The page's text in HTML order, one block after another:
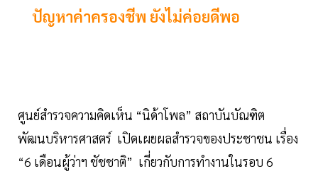
ปัญหาค่าครองชีพ ยังไม่ค่อยดีพอ
ศูนย์สำรวจความคิดเห็น “นิด้าโพล” สถาบันบัณฑิต
พัฒนบริหารศาสตร์ เปิดเผยผลสำรวจของประชาชน เรื่อง
“6 เดือนผู้ว่าฯ ชัชชาติ” เกี่ยวกับการทำงานในรอบ 6